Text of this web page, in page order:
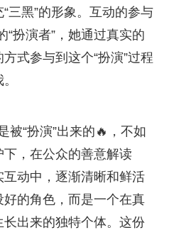
三黑”的形象。互动的参与
“扮演者”，她通过真实的
式参与到这个“扮演”过程
被“扮演”出来的🔥，不如
，在公众的善意解读
动中，逐渐清晰和鲜活
的角色，而是一个在真
出来的独特个体。这份